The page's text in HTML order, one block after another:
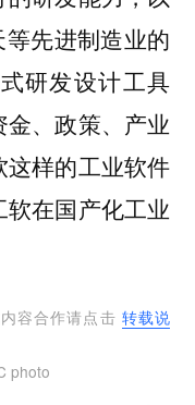
先进制造业的
研发设计工具
、政策、产业
样的工业软件
在国产化工业
容合作请点击 转载说
photo